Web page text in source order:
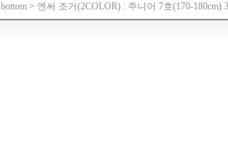
bottom > 엔써 조거(2COLOR) : 주니어 7호(170-180cm)